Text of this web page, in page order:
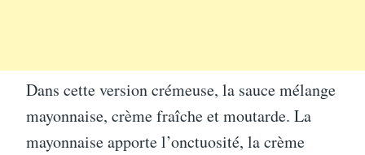
Dans cette version crémeuse, la sauce mélange
mayonnaise, crème fraîche et moutarde. La
mayonnaise apporte l’onctuosité, la crème